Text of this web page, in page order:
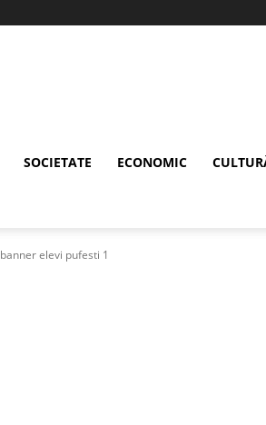
SOCIETATE ECONOMIC
banner elevi pufesti 1